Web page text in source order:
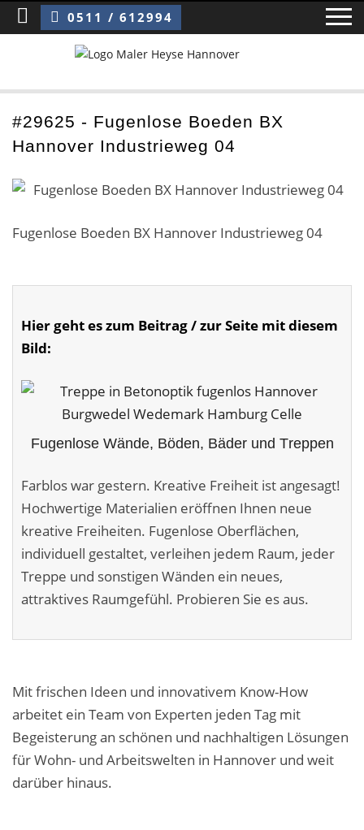
Sie sind hier:Fugenlose Boeden BX Hannover Industrieweg 04
0511 / 612994
Home
Blog
Über uns ›
Über uns
Storytelling
Stellenangebote: Maler-Facharbeiter gesucht
Stellenangebot: Backoffice Manager/in
Leistungen ›
Betonoptik
Bodenbeläge & Designböden
Fassadensanierung
#29625 - Fugenlose Boeden BX
Hannover Industrieweg 04
Fugenlose Boeden BX Hannover Industrieweg 04
Hier geht es zum Beitrag / zur Seite mit diesem
Bild:
Fugenlose Wände, Böden, Bäder und Treppen
Farblos war gestern. Kreative Freiheit ist angesagt!
Hochwertige Materialien eröffnen Ihnen neue
kreative Freiheiten. Fugenlose Oberflächen,
individuell gestaltet, verleihen jedem Raum, jeder
Treppe und sonstigen Wänden ein neues,
attraktives Raumgefühl. Probieren Sie es aus.
Mit frischen Ideen und innovativem Know-How
arbeitet ein Team von Experten jeden Tag mit
Begeisterung an schönen und nachhaltigen Lösungen
für Wohn- und Arbeitswelten in Hannover und weit
darüber hinaus.